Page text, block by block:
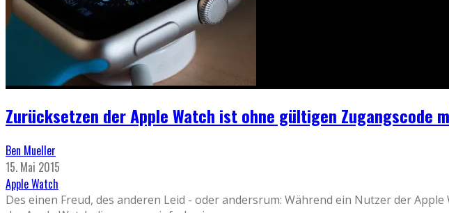
Zurücksetzen der Apple Watch ist ohne gültigen Zugangscode
Ben Mueller
15. Mai 2015
Apple Watch
Des einen Freud, des anderen Leid - oder andersrum: Während ein Nutzer der